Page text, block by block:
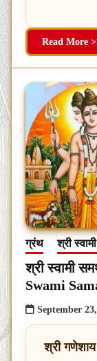
Read More
ग्रंथ श्री
श्री स्वामी
Swami
September
श्री